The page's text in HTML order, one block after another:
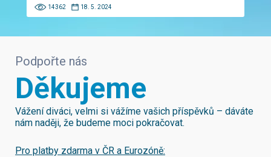
14362 18. 5. 2024
Podpořte nás
Děkujeme
Vážení diváci, velmi si vážíme vašich příspěvků – dáváte
nám naději, že budeme moci pokračovat.
Pro platby zdarma v ČR a Eurozóně: